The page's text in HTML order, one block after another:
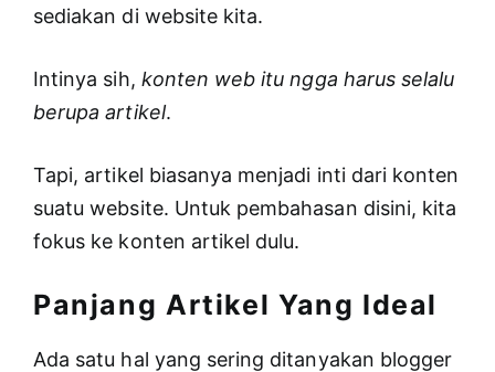
sediakan di website kita.
Intinya sih, konten web itu ngga harus selalu
berupa artikel.
Tapi, artikel biasanya menjadi inti dari konten
suatu website. Untuk pembahasan disini, kita
fokus ke konten artikel dulu.
Panjang Artikel Yang Ideal
Ada satu hal yang sering ditanyakan blogger